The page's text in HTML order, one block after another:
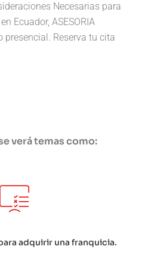
Necesarias para
Ecuador, ASESORIA
presencial. Reserva tu cita
verá temas como:
adquirir una franquicia.